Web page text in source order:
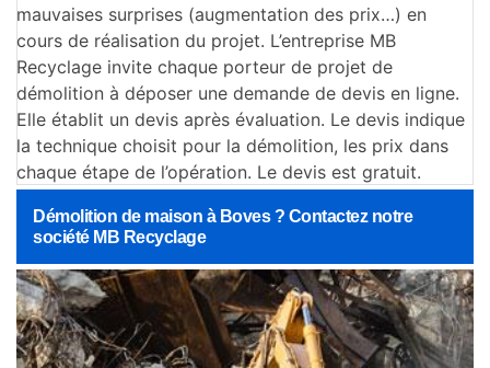
mauvaises surprises (augmentation des prix…) en
cours de réalisation du projet. L’entreprise MB
Recyclage invite chaque porteur de projet de
démolition à déposer une demande de devis en ligne.
Elle établit un devis après évaluation. Le devis indique
la technique choisit pour la démolition, les prix dans
chaque étape de l’opération. Le devis est gratuit.
Démolition de maison à Boves ? Contactez notre
société MB Recyclage